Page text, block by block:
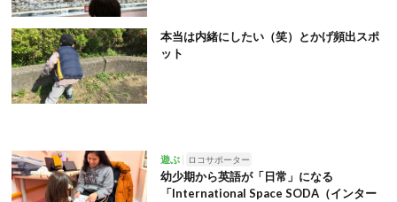
本当は内緒にしたい（笑）とかげ頻出スポ
ット
遊ぶ ロコサポーター
幼少期から英語が「日常」になる
「International Space SODA（インター